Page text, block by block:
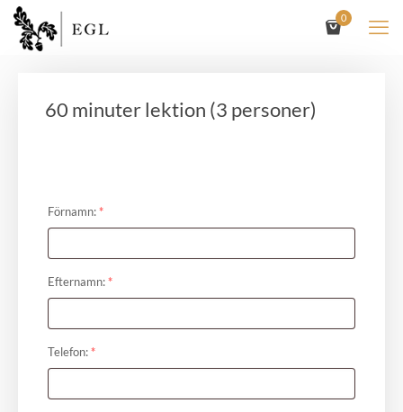
0
60 minuter lektion (3 personer)
Förnamn:*
Efternamn:*
Telefon:*